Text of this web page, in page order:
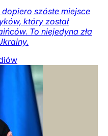
dopiero szóste miejsce
który został
To niejedyna zła